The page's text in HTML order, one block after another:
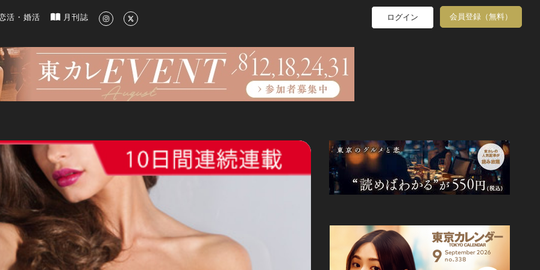
ルメ、洗練されたライフスタイル情報
活・婚活 月刊誌 ログイン 会員登録（無料）